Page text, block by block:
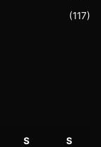
(117)
S S